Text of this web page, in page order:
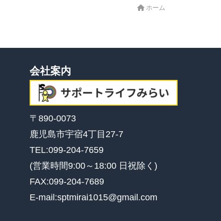
ホーム
会社案内
〒890-0073
鹿児島市宇宿4丁目27-7
TEL:099-204-7659
(営業時間9:00～18:00 日祝除く)
FAX:099-204-7689
E-mail:sptmirai1015@gmail.com